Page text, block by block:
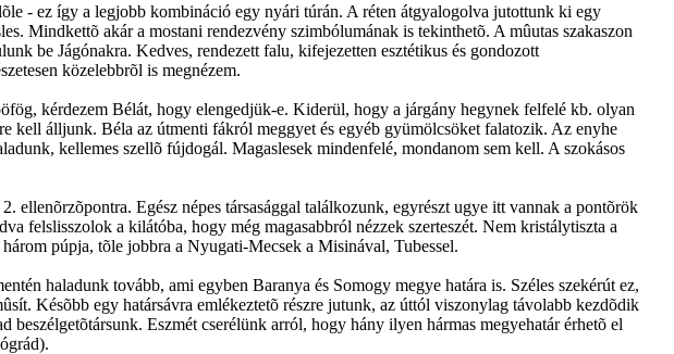
- ez így a legjobb kombináció egy nyári túrán. A réten átgyalogolva jutottunk ki egy
Mindkettõ akár a mostani rendezvény szimbólumának is tekinthetõ. A mûutas szakaszon
be Jágónakra. Kedves, rendezett falu, kifejezetten esztétikus és gondozott
közelebbrõl is megnézem.
kérdezem Bélát, hogy elengedjük-e. Kiderül, hogy a járgány hegynek felfelé kb. olyan
álljunk. Béla az útmenti fákról meggyet és egyéb gyümölcsöket falatozik. Az enyhe
kellemes szellõ fújdogál. Magaslesek mindenfelé, mondanom sem kell. A szokásos
ellenõrzõpontra. Egész népes társasággal találkozunk, egyrészt ugye itt vannak a pontõrök
felslisszolok a kilátóba, hogy még magasabbról nézzek szerteszét. Nem kristálytiszta a
púpja, tõle jobbra a Nyugati-Mecsek a Misinával, Tubessel.
haladunk tovább, ami egyben Baranya és Somogy megye határa is. Széles szekérút ez,
Késõbb egy határsávra emlékeztetõ részre jutunk, az úttól viszonylag távolabb kezdõdik
Eszmét cserélünk arról, hogy hány ilyen hármas megyehatár érhetõ el